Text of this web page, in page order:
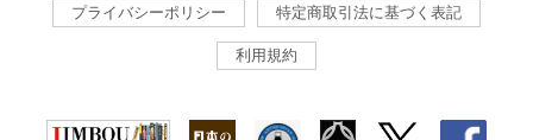
プライバシーポリシー 特定商取引法に基づく表記
利用規約